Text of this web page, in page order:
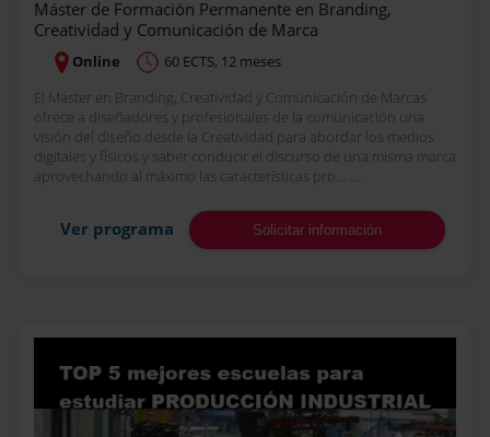
Máster de Formación Permanente en Branding,
Creatividad y Comunicación de Marca
Online
60 ECTS, 12 meses
El Máster en Branding, Creatividad y Comunicación de Marcas
ofrece a diseñadores y profesionales de la comunicación una
visión del diseño desde la Creatividad para abordar los medios
digitales y físicos y saber conducir el discurso de una misma marca
aprovechando al máximo las características pro... ....
Ver programa Solicitar información